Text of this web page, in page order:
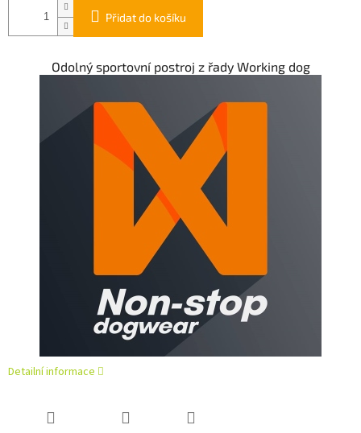
Přidat do košíku
Odolný sportovní postroj z řady Working dog
Detailní informace